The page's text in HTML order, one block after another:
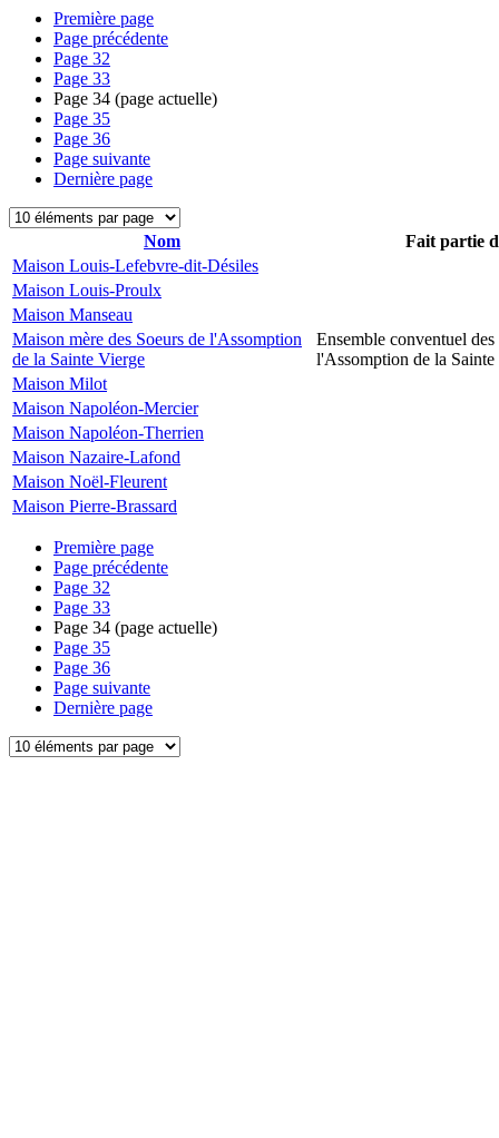
Première page
Page précédente
Page 32
Page 33
Page 34 (page actuelle)
Page 35
Page 36
Page suivante
Dernière page
Nom
Fait partie
Maison Louis-Lefebvre-dit-Désiles
Maison Louis-Proulx
Maison Manseau
Maison mère des Soeurs de l'Assomption
de la Sainte Vierge
Ensemble conventuel des
l'Assomption de la
Maison Milot
Maison Napoléon-Mercier
Maison Napoléon-Therrien
Maison Nazaire-Lafond
Maison Noël-Fleurent
Maison Pierre-Brassard
Première page
Page précédente
Page 32
Page 33
Page 34 (page actuelle)
Page 35
Page 36
Page suivante
Dernière page